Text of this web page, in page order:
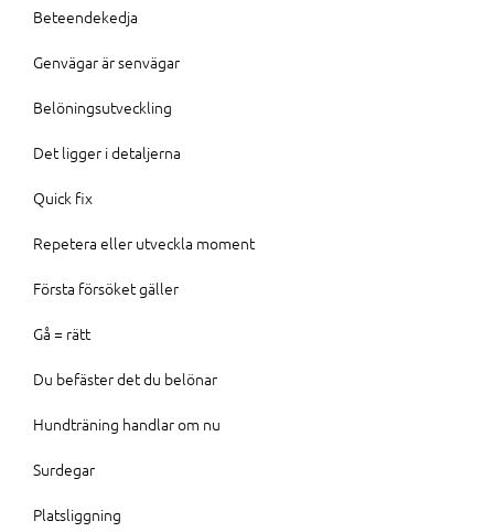
Beteendekedja
Genvägar är senvägar
Belöningsutveckling
Det ligger i detaljerna
Quick fix
Repetera eller utveckla moment
Första försöket gäller
Gå = rätt
Du befäster det du belönar
Hundträning handlar om nu
Surdegar
Platsliggning